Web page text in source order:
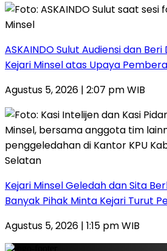
ASKAINDO Sulut Audiensi dan
Kejari Minsel atas Upaya
Agustus 5, 2026 | 2:07 pm WIB
Kejari Minsel Geledah dan Sita
Banyak Pihak Minta Kejari Turut
Agustus 5, 2026 | 1:15 pm WIB